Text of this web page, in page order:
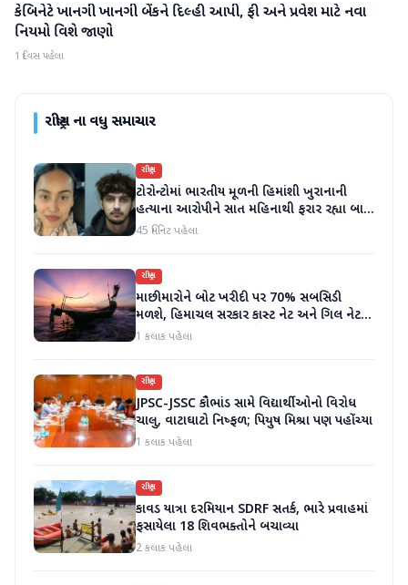
રાષ્ટ્રીય
કેબિનેટે ખાનગી ખાનગી બેંકને દિલ્હી આપી, ફી અને પ્રવેશ માટે નવા
નિયમો વિશે જાણો
1 દિવસ પહેલા
રાષ્ટ્રીયના વધુ સમાચાર
રાષ્ટ્રીય
ટોરોન્ટોમાં ભારતીય મૂળની હિમાંશી ખુરાનાની
હત્યાના આરોપીને સાત મહિનાથી ફરાર રહ્યા બાદ
ધરપકડ કરવામાં આવી
45 મિનિટ પહેલા
રાષ્ટ્રીય
માછીમારોને બોટ ખરીદી પર 70% સબસિડી
મળશે, હિમાચલ સરકાર કાસ્ટ નેટ અને ગિલ નેટ
પર 90% સબસિડી આપશે
1 કલાક પહેલા
રાષ્ટ્રીય
JPSC-JSSC કૌભાંડ સામે વિદ્યાર્થીઓનો વિરોધ
ચાલુ, વાટાઘાટો નિષ્ફળ; પિયુષ મિશ્રા પણ પહોંચ્યા
1 કલાક પહેલા
રાષ્ટ્રીય
કાવડ યાત્રા દરમિયાન SDRF સતર્ક, ભારે પ્રવાહમાં
ફસાયેલા 18 શિવભક્તોને બચાવ્યા
2 કલાક પહેલા